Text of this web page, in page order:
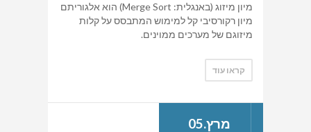
מיון מיזוג (באנגלית: Merge Sort) הוא אלגוריתם
מיון רקורסיבי קל למימוש המתבסס על קלות
מיזוגם של מערכים ממוינים.
קראו עוד
מרץ.05